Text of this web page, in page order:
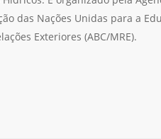
das Nações Unidas para a
Exteriores (ABC/MRE).